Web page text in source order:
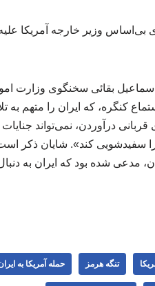
وزیر خارجه آمریکا علیه
بقائی سخنگوی وزارت
کنگره، که ایران را متهم
قربانی درآوردن، نمی‌تواند
سفیدشویی کند». شایان ذکر
مدعی شده بود که ایران به
تنگه هرمز حمله آمریکا به